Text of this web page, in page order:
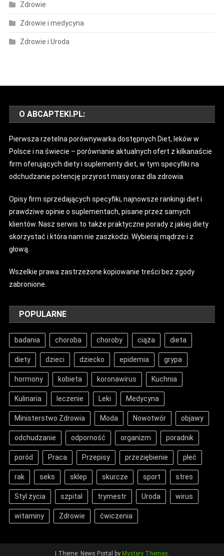
Zdrowie
Zdrowie i medycyna
Zdrowie i Uroda
O ABCAPTEKI.PL:
Pierwsza rzetelna porównywarka dostępnych Diet, leków w
Polsce i na świecie – porównanie aktualnych ofert z kilkanaście
firm oferujących diety i suplementy diet, w tym specyfiki na
odchudzanie potencję przyrost masy oraz dla zdrowia.
Opisy firm sprzedających specyfiki, najnowsze rankingi diet i
prawdziwe opinie o suplementach, pisane przez samych
klientów. Nasz serwis to także praktyczne porady z jakiej diety
skorzystać i która nam nie zaszkodzi. Wybieraj mądrze i z
głową.
Wszelkie prawa zastrzeżone kopiowanie treści bez zgody
zabronione.
POPULARNE
badania choroba choroby ciąża dieta
diety dzieci dziecko epidemia grypa
hormony kobieta koronawirus Kuchnia
Kulinaria leczenie Leki Medycyna
Ministerstwo Zdrowia Moda Nowotwór objawy
odchudzanie odporność organizm poradnik
poród Praca Przepisy przeziębienie płeć
rak seks sklep skurcze sport stres
Styl życia szpital trymestr Uroda wirus
witaminy Zdrowie ćwiczenia
Theme: News Portal by Mystery Themes.